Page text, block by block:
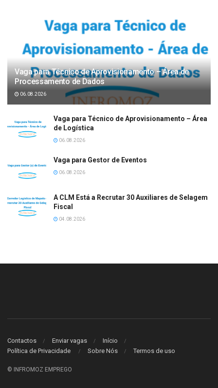
Vaga para Técnico de Aprovisionamento – Área de
Processamento de Dados
06.08.2026
Vaga para Técnico de Aprovisionamento – Área
de Logística
06.08.2026
Vaga para Gestor de Eventos
06.08.2026
A CLM Está a Recrutar 30 Auxiliares de Selagem
Fiscal
04.08.2026
Contactos Enviar vagas
Início
Política de Privacidade
Sobre Nós Termos de uso
© INFROMOZ EMPREGO